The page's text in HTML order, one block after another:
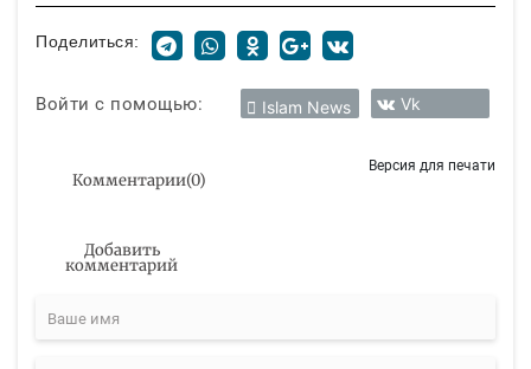
Поделиться:
Войти с помощью: Islam News Vk
Комментарии(0)
Версия для печати
Добавить
комментарий